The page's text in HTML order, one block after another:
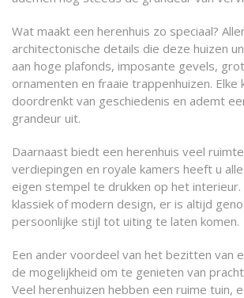
Wat maakt een herenhuis zo speciaal?
architectonische details die deze huizen
aan hoge plafonds, imposante gevels,
ornamenten en fraaie trappenhuizen. Elke
doordrenkt van geschiedenis en ademt
grandeur uit.
Daarnaast biedt een herenhuis veel
verdiepingen en royale kamers heeft u
eigen stempel te drukken op het interieur.
klassiek of modern design, er is altijd
persoonlijke stijl tot uiting te laten komen.
Een ander voordeel van het bezitten van
de mogelijkheid om te genieten van
Veel herenhuizen hebben een ruime tuin,